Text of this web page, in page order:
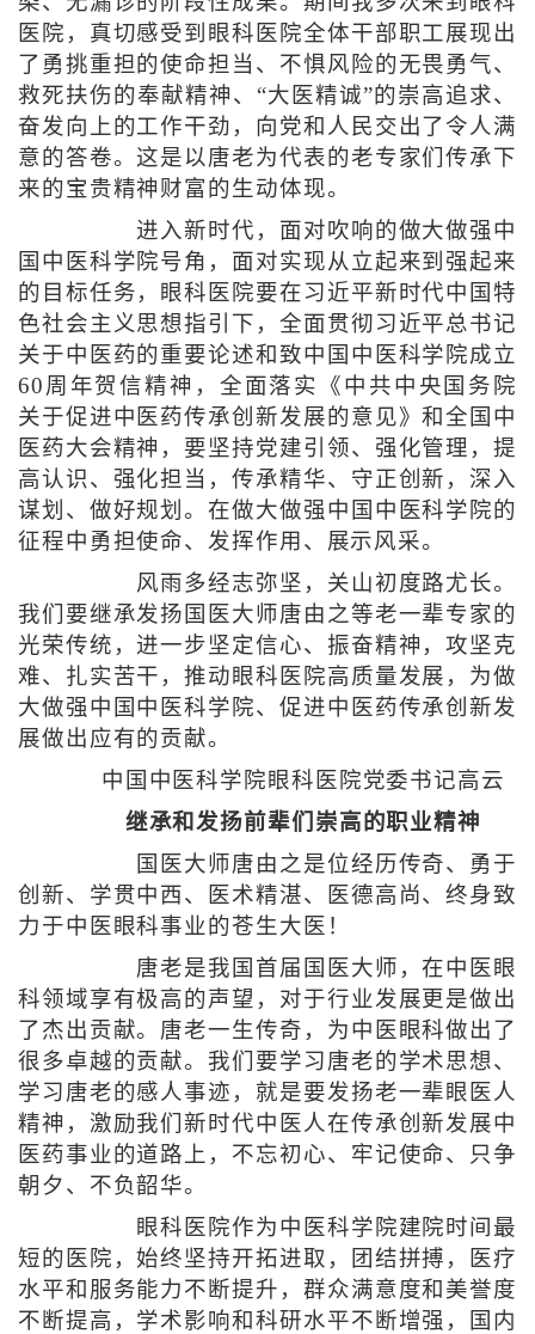
医院，真切感受到眼科医院全体干部职工展现出
了勇挑重担的使命担当、不惧风险的无畏勇气、
救死扶伤的奉献精神、“大医精诚”的崇高追求、
奋发向上的工作干劲，向党和人民交出了令人满
意的答卷。这是以唐老为代表的老专家们传承下
来的宝贵精神财富的生动体现。
进入新时代，面对吹响的做大做强中
国中医科学院号角，面对实现从立起来到强起来
的目标任务，眼科医院要在习近平新时代中国特
色社会主义思想指引下，全面贯彻习近平总书记
关于中医药的重要论述和致中国中医科学院成立
60周年贺信精神，全面落实《中共中央国务院
关于促进中医药传承创新发展的意见》和全国中
医药大会精神，要坚持党建引领、强化管理，提
高认识、强化担当，传承精华、守正创新，深入
谋划、做好规划。在做大做强中国中医科学院的
征程中勇担使命、发挥作用、展示风采。
风雨多经志弥坚，关山初度路尤长。
我们要继承发扬国医大师唐由之等老一辈专家的
光荣传统，进一步坚定信心、振奋精神，攻坚克
难、扎实苦干，推动眼科医院高质量发展，为做
大做强中国中医科学院、促进中医药传承创新发
展做出应有的贡献。
中国中医科学院眼科医院党委书记高云
继承和发扬前辈们崇高的职业精神
国医大师唐由之是位经历传奇、勇于
创新、学贯中西、医术精湛、医德高尚、终身致
力于中医眼科事业的苍生大医！
唐老是我国首届国医大师，在中医眼
科领域享有极高的声望，对于行业发展更是做出
了杰出贡献。唐老一生传奇，为中医眼科做出了
很多卓越的贡献。我们要学习唐老的学术思想、
学习唐老的感人事迹，就是要发扬老一辈眼医人
精神，激励我们新时代中医人在传承创新发展中
医药事业的道路上，不忘初心、牢记使命、只争
朝夕、不负韶华。
眼科医院作为中医科学院建院时间最
短的医院，始终坚持开拓进取，团结拼搏，医疗
水平和服务能力不断提升，群众满意度和美誉度
不断提高，学术影响和科研水平不断增强，国内